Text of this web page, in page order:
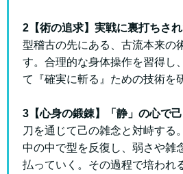
2【術の追求】実戦に裏打ちされ
型稽古の先にある、古流本来の
す。合理的な身体操作を習得し
て『確実に斬る』ための技術を
3【心身の鍛錬】「静」の心で
刀を通じて己の雑念と対峙する
中の中で型を反復し、弱さや雑
払っていく。その過程で培われ